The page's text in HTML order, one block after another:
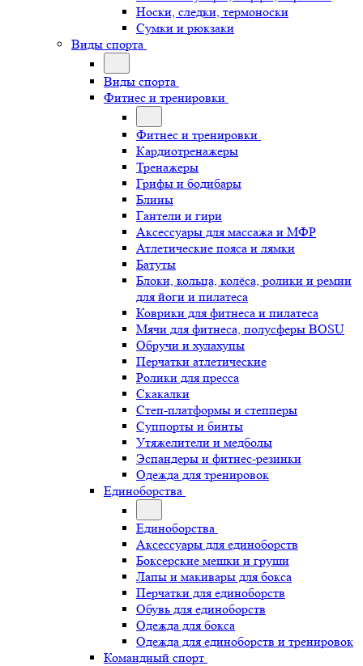
Носки, следки, термоноски
Сумки и рюкзаки
Виды спорта
Виды спорта
Фитнес и тренировки
Фитнес и тренировки
Кардиотренажеры
Тренажеры
Грифы и бодибары
Блины
Гантели и гири
Аксессуары для массажа и МФР
Атлетические пояса и лямки
Батуты
Блоки, кольца, колёса, ролики и ремни
для йоги и пилатеса
Коврики для фитнеса и пилатеса
Мячи для фитнеса, полусферы BOSU
Обручи и хулахупы
Перчатки атлетические
Ролики для пресса
Скакалки
Степ-платформы и степперы
Суппорты и бинты
Утяжелители и медболы
Эспандеры и фитнес-резинки
Одежда для тренировок
Единоборства
Единоборства
Аксессуары для единоборств
Боксерские мешки и груши
Лапы и макивары для бокса
Перчатки для единоборств
Обувь для единоборств
Одежда для бокса
Одежда для единоборств и тренировок
Командный спорт